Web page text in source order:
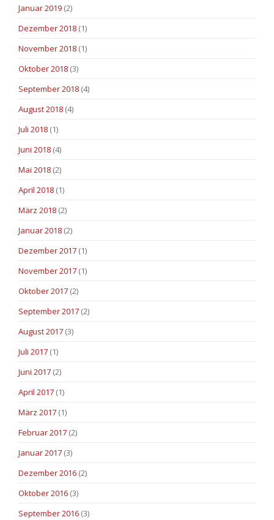
Januar 2019 (2)
Dezember 2018 (1)
November 2018 (1)
Oktober 2018 (3)
September 2018 (4)
August 2018 (4)
Juli 2018 (1)
Juni 2018 (4)
Mai 2018 (2)
April 2018 (1)
März 2018 (2)
Januar 2018 (2)
Dezember 2017 (1)
November 2017 (1)
Oktober 2017 (2)
September 2017 (2)
August 2017 (3)
Juli 2017 (1)
Juni 2017 (2)
April 2017 (1)
März 2017 (1)
Februar 2017 (2)
Januar 2017 (3)
Dezember 2016 (2)
Oktober 2016 (3)
September 2016 (3)